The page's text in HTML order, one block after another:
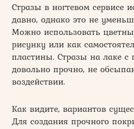
Стразы в ногтевом сервисе
давно, однако это не
Можно использовать
рисунку или как
пластины. Стразы на лаке с
довольно прочно, не
воздействии.
Как видите, вариантов
Для создания прочного